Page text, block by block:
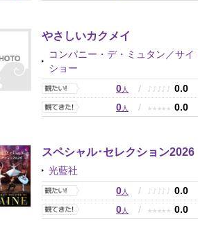
やさしいカクメイ
コンパニー・デ・ミュタン／サイ
ショー
0人 / ♪ ♪ ♪ ♪ ♪
0.0
0人 / ★ ★ ★ ★ ★ 0.0
スペシャル･セレクション2026
光藍社
0人 / ♪ ♪ ♪ ♪ ♪
0.0
0人 / ★ ★ ★ ★ ★ 0.0